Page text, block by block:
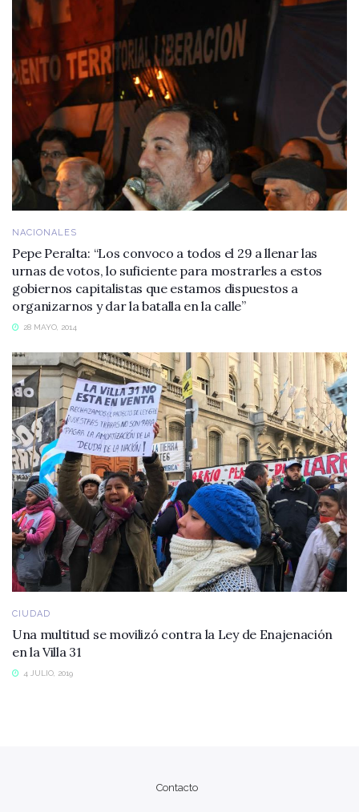
NACIONALES
Pepe Peralta: “Los convoco a todos el 29 a llenar las
urnas de votos, lo suficiente para mostrarles a estos
gobiernos capitalistas que estamos dispuestos a
organizarnos y dar la batalla en la calle”
28 MAYO, 2014
CIUDAD
Una multitud se movilizó contra la Ley de Enajenación
en la Villa 31
4 JULIO, 2019
Contacto